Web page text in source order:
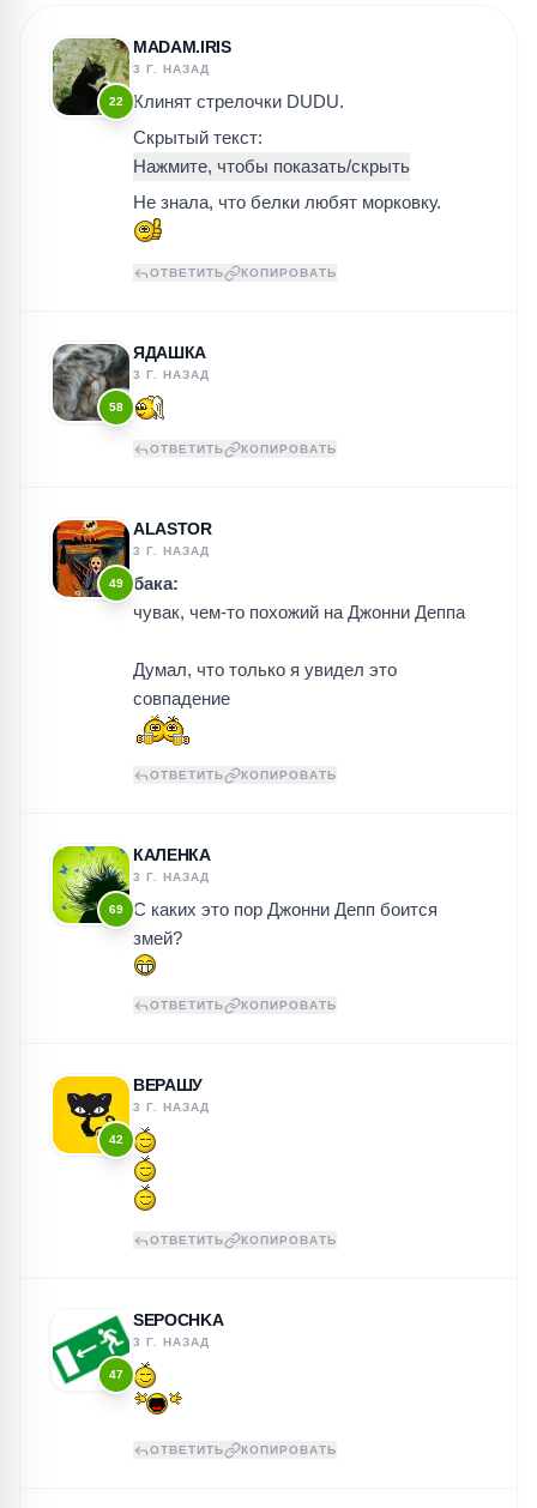
22
MADAM.IRIS
3 Г. НАЗАД
Клинят стрелочки DUDU.
Скрытый текст:
Не знала, что белки любят морковку.
ОТВЕТИТЬ КОПИРОВАТЬ
58
ЯДАШКА
3 Г. НАЗАД
ОТВЕТИТЬ КОПИРОВАТЬ
49
ALASTOR
3 Г. НАЗАД
бака:
чувак, чем-то похожий на Джонни Деппа
Думал, что только я увидел это
совпадение
ОТВЕТИТЬ КОПИРОВАТЬ
69
КАЛЕНКА
3 Г. НАЗАД
С каких это пор Джонни Депп боится
змей?
ОТВЕТИТЬ КОПИРОВАТЬ
42
ВЕРАШУ
3 Г. НАЗАД
ОТВЕТИТЬ КОПИРОВАТЬ
47
SEPOCHKA
3 Г. НАЗАД
ОТВЕТИТЬ КОПИРОВАТЬ